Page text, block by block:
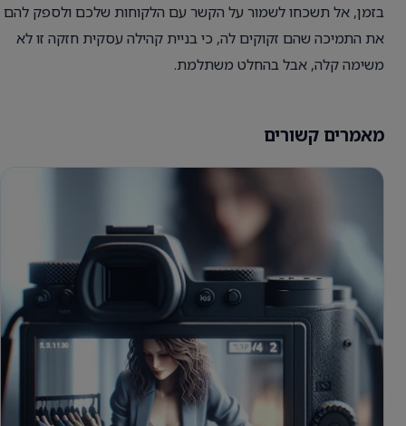
בזמן, אל תשכחו לשמור על הקשר עם הלקוחות שלכם ולספק להם
את התמיכה שהם זקוקים לה, כי בניית קהילה עסקית חזקה זו לא
משימה קלה, אבל בהחלט משתלמת.
מאמרים קשורים